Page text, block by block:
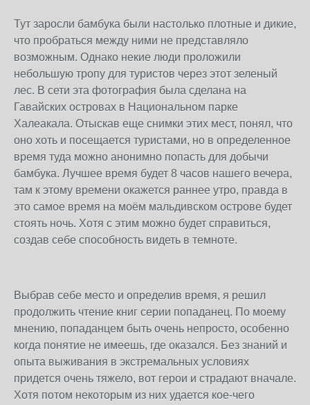
Тут заросли бамбука были настолько плотные и дикие,
что пробраться между ними не представляло
возможным. Однако некие люди проложили
небольшую тропу для туристов через этот зеленый
лес. В сети эта фотография была сделана на
Гавайских островах в Национальном парке
Халеакала. Отыскав еще снимки этих мест, понял, что
оно хоть и посещается туристами, но в определенное
время туда можно анонимно попасть для добычи
бамбука. Лучшее время будет 8 часов нашего вечера,
там к этому времени окажется раннее утро, правда в
это самое время на моём мальдивском острове будет
стоять ночь. Хотя с этим можно будет справиться,
создав себе способность видеть в темноте.
Выбрав себе место и определив время, я решил
продолжить чтение книг серии попаданец. По моему
мнению, попаданцем быть очень непросто, особенно
когда понятие не имеешь, где оказался. Без знаний и
опыта выживания в экстремальных условиях
придется очень тяжело, вот герои и страдают вначале.
Хотя потом некоторым из них удается кое-чего